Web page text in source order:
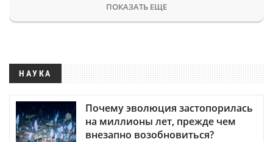
ПОКАЗАТЬ ЕЩЕ
НАУКА
Почему эволюция застопорилась
на миллионы лет, прежде чем
внезапно возобновиться?